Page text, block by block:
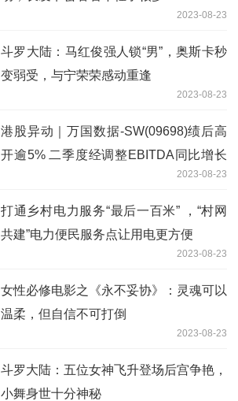
2023-08-23
斗罗大陆：马红俊强人锁“男”，奥斯卡秒
变弱受，与宁荣荣感动重逢
2023-08-23
港股异动｜万国数据-SW(09698)绩后高
开逾5% 二季度经调整EBITDA同比增长
2023-08-23
打通乡村电力服务“最后一百米” ，“村网
共建”电力便民服务点让用电更方便
2023-08-23
女性必修电影之《永不妥协》：灵魂可以
温柔，但自信不可打倒
2023-08-23
斗罗大陆：五位女神飞升登场后宫争艳，
小舞身世十分神秘